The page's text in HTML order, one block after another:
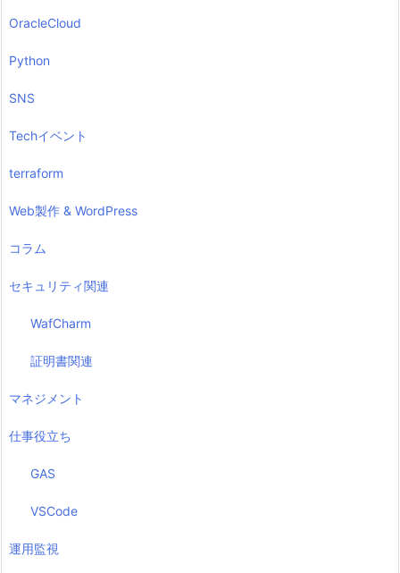
OracleCloud
Python
SNS
Techイベント
terraform
Web製作 & WordPress
コラム
セキュリティ関連
WafCharm
証明書関連
マネジメント
仕事役立ち
GAS
VSCode
運用監視